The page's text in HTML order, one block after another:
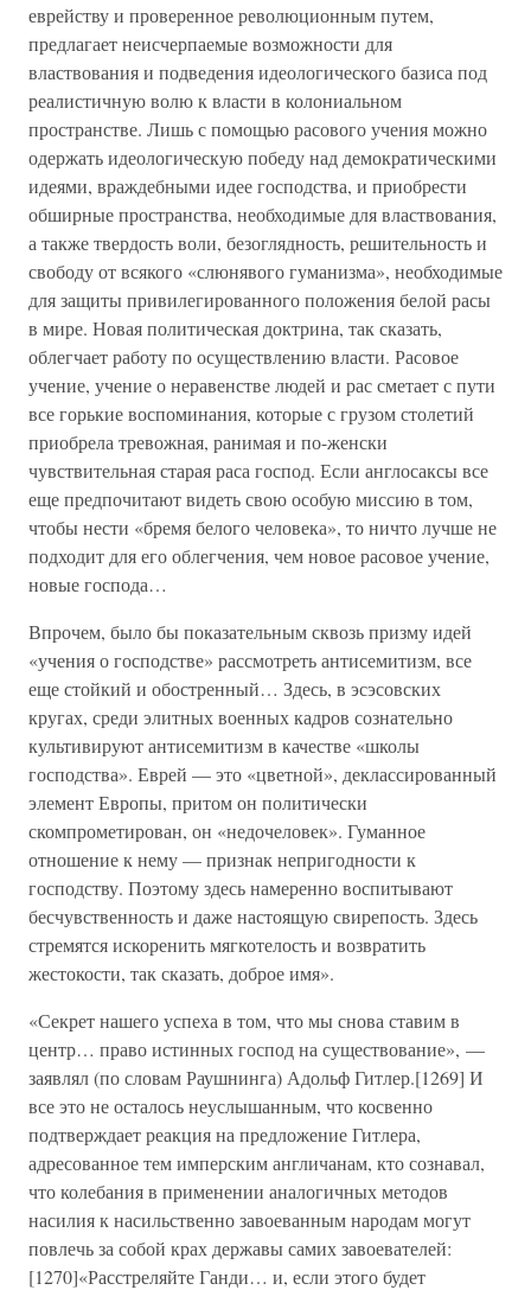
еврейству и проверенное революционным путем,
предлагает неисчерпаемые возможности для
властвования и подведения идеологического базиса под
реалистичную волю к власти в колониальном
пространстве. Лишь с помощью расового учения можно
одержать идеологическую победу над демократическими
идеями, враждебными идее господства, и приобрести
обширные пространства, необходимые для властвования,
а также твердость воли, безоглядность, решительность и
свободу от всякого «слюнявого гуманизма», необходимые
для защиты привилегированного положения белой расы
в мире. Новая политическая доктрина, так сказать,
облегчает работу по осуществлению власти. Расовое
учение, учение о неравенстве людей и рас сметает с пути
все горькие воспоминания, которые с грузом столетий
приобрела тревожная, ранимая и по-женски
чувствительная старая раса господ. Если англосаксы все
еще предпочитают видеть свою особую миссию в том,
чтобы нести «бремя белого человека», то ничто лучше не
подходит для его облегчения, чем новое расовое учение,
новые господа…
Впрочем, было бы показательным сквозь призму идей
«учения о господстве» рассмотреть антисемитизм, все
еще стойкий и обостренный… Здесь, в эсэсовских
кругах, среди элитных военных кадров сознательно
культивируют антисемитизм в качестве «школы
господства». Еврей — это «цветной», деклассированный
элемент Европы, притом он политически
скомпрометирован, он «недочеловек». Гуманное
отношение к нему — признак непригодности к
господству. Поэтому здесь намеренно воспитывают
бесчувственность и даже настоящую свирепость. Здесь
стремятся искоренить мягкотелость и возвратить
жестокости, так сказать, доброе имя».
«Секрет нашего успеха в том, что мы снова ставим в
центр… право истинных господ на существование», —
заявлял (по словам Раушнинга) Адольф Гитлер.[1269] И
все это не осталось неуслышанным, что косвенно
подтверждает реакция на предложение Гитлера,
адресованное тем имперским англичанам, кто сознавал,
что колебания в применении аналогичных методов
насилия к насильственно завоеванным народам могут
повлечь за собой крах державы самих завоевателей:
[1270]«Расстреляйте Ганди… и, если этого будет